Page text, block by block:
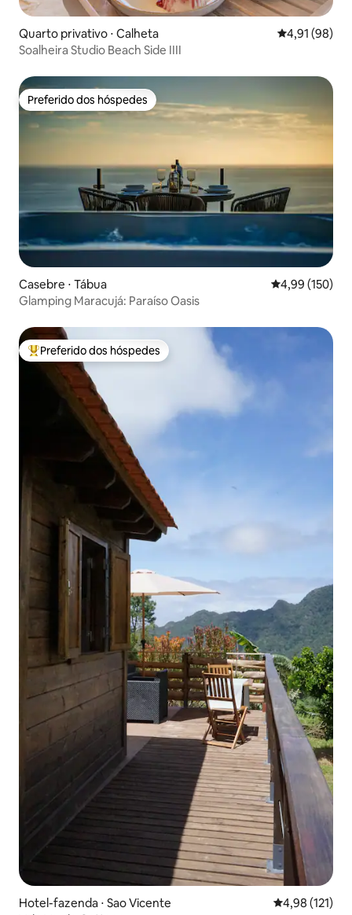
Quarto privativo ⋅ Calheta 4,91 de uma
4,91 (98)
Soalheira Studio Beach Side IIII
Preferido dos hóspedes
Preferido dos hóspedes
Casebre ⋅ Tábua 4,99 de uma
4,99 (150)
Glamping Maracujá: Paraíso Oasis
Entre os melhores preferidos dos hóspedes
Preferido dos hóspedes
Hotel-fazenda ⋅ Sao Vicente 4,98 de uma
4,98 (121)